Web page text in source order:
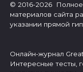
© 2016-2026 Полное
материалов сайта
указании прямой
Онлайн-журнал
Интересные тесты,